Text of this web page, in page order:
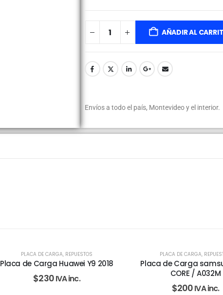
AÑADIR AL
Envíos a todo el país, Montevideo y el interior.
PLACA DE CARGA, REPUESTOS
Placa de Carga Huawei Y9 2018
$230IVA inc.
PLACA DE CARGA,
Placa de Carga
CORE / A032M
$200IVA inc.